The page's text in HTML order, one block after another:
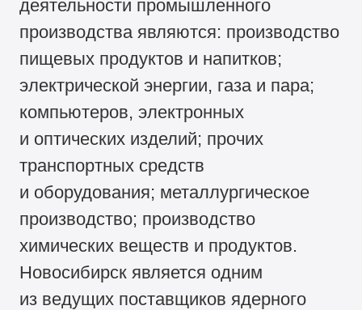
деятельности промышленного
производства являются: производство
пищевых продуктов и напитков;
электрической энергии, газа и пара;
компьютеров, электронных
и оптических изделий; прочих
транспортных средств
и оборудования; металлургическое
производство; производство
химических веществ и продуктов.
Новосибирск является одним
из ведущих поставщиков ядерного